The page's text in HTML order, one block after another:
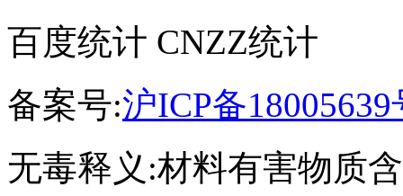
百度统计 CNZZ统计
备案号:沪ICP备18005639
无毒释义:材料有害物质